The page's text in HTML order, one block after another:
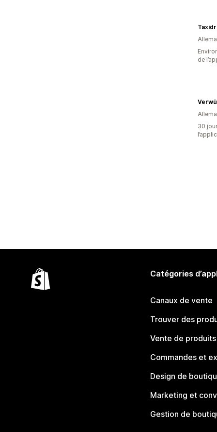
de
30
Catégories
Canaux de vente
Trouver des
Vente de produits
Commandes et
Design de
Marketing et
Gestion de